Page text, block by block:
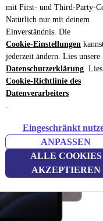
mit First- und Third-Party-
Natürlich nur mit deinem
Einverständnis. Die
Cookie-Einstellungen
jederzeit ändern. Lies unsere
Datenschutzerklärung.
Cookie-Richtlinie des
Datenverarbeiters
.
Eingeschränkt
ANPASSEN
ALLE COOKIES
AKZEPTIEREN